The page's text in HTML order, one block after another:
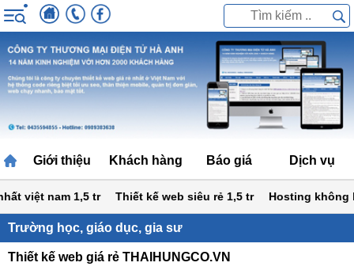
Giới thiệu Khách hàng Báo giá Dịch vụ
việt nam 1,5 tr Thiết kế web siêu rẻ 1,5 tr Hosting không
Trường học, giáo dục, gia sư
Thiết kế web giá rẻ THAIHUNGCO.VN